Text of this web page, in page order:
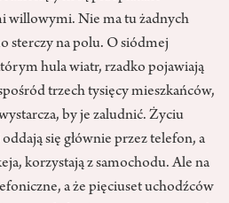
willowymi. Nie ma tu żadnych
sterczy na polu. O siódmej
hula wiatr, rzadko pojawiają
trzech tysięcy mieszkańców,
by je zaludnić. Życiu
się głównie przez telefon, a
korzystają z samochodu. Ale na
a że pięciuset uchodźców